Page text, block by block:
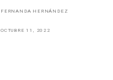
FERNANDA HERNÁNDEZ
OCTUBRE 11, 2022